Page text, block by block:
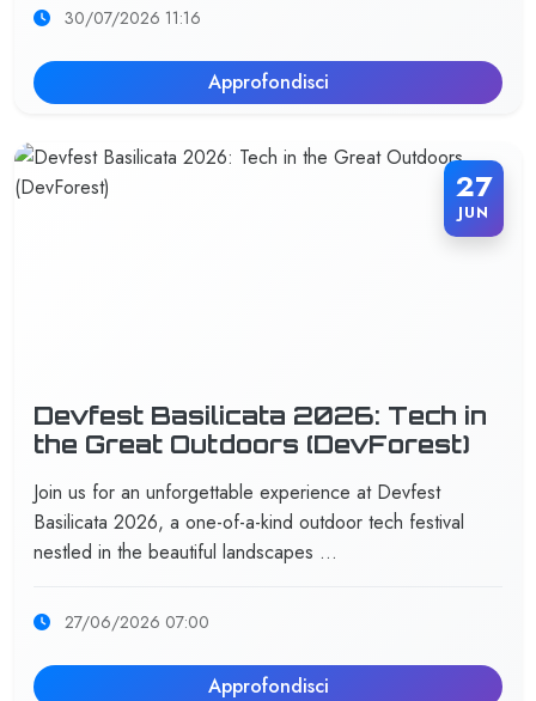
30/07/2026 11:16
Approfondisci
27
JUN
Devfest Basilicata 2026: Tech in
the Great Outdoors (DevForest)
Join us for an unforgettable experience at Devfest
Basilicata 2026, a one-of-a-kind outdoor tech festival
nestled in the beautiful landscapes …
27/06/2026 07:00
Approfondisci